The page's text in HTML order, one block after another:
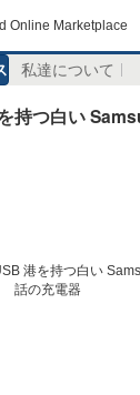
Online Marketplace
私達について
持つ白い